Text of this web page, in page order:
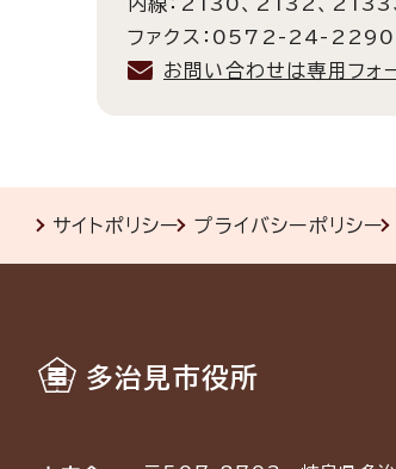
ファクス：0572-24-2290
お問い合わせは専用フォ
サイトポリシー プライバシーポリシー
多治見市役所